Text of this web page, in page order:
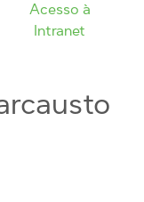
Acesso à
Intranet